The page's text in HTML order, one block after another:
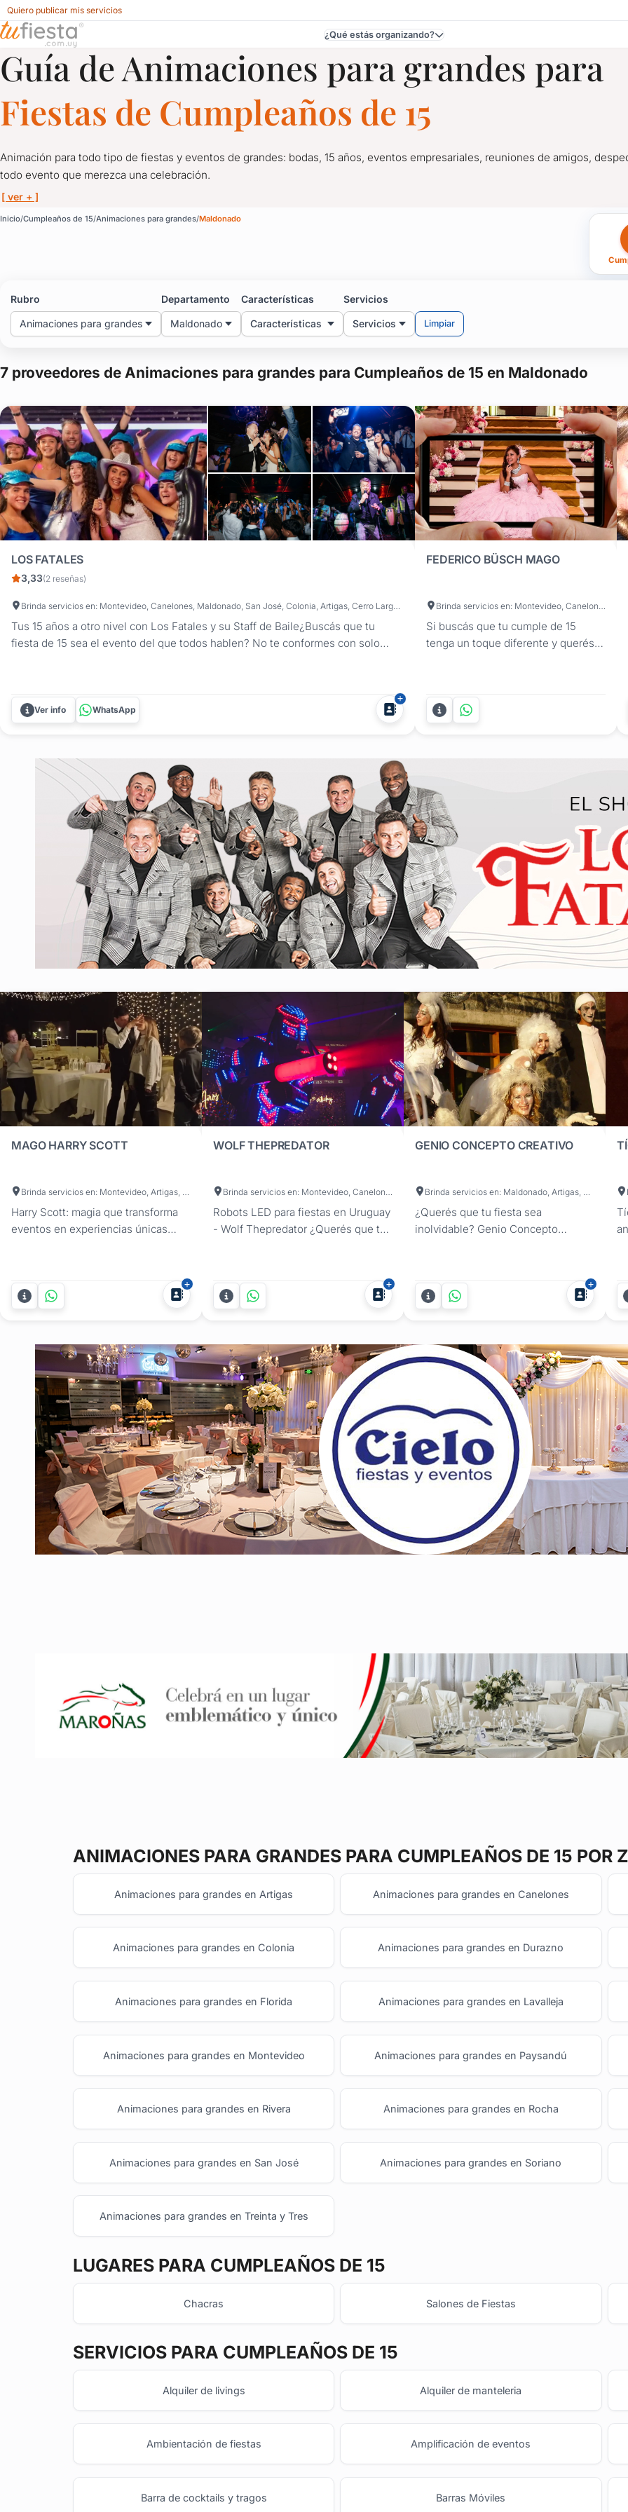
Quiero publicar mis servicios
Animaciones para grandes para Cumpleaños de 15 en Maldonado
¿Qué estás organizando?
Guía de Animaciones para grandes para
Fiestas de Cumpleaños de 15
Animación para todo tipo de fiestas y eventos de grandes: bodas, 15 años, eventos empresariales, reuniones de amigos,
todo evento que merezca una celebración.
[ ver + ]
Inicio Cumpleaños de 15 Animaciones para grandes Maldonado
Rubro
Animaciones para grandes
Departamento
Maldonado
Características
Características
Servicios
Servicios Limpiar
7 proveedores de Animaciones para grandes para Cumpleaños de 15 en Maldonado
LOS FATALES
3,33(2 reseñas)
Brinda servicios en: Montevideo, Canelones, Maldonado, San José, Colonia, Artigas, Cerro Largo, Durazno, Flores, Florida, Lavalleja, Paysandú, Río Negro, Rivera, Rocha, Salto, Soriano, Tacuarembó, Treinta y Tres
Tus 15 años a otro nivel con Los Fatales y su Staff de Baile¿Buscás que tu
fiesta de 15 sea el evento del que todos hablen? No te conformes con solo
Ver info WhatsApp
FEDERICO BÜSCH MAGO
Brinda servicios en: Montevideo, Canelones, Maldonado, San José, Artigas, Cerro Largo, Colonia, Durazno, Flores, Florida, Lavalleja, Paysandú, Río Negro, Rivera, Rocha, Salto, Soriano, Tacuarembó, Treinta y Tres
Si buscás que tu cumple de 15
tenga un toque diferente y querés
escape a lo tradicional, el Mago
Federico Büsch ofrece un show
diseñado para integrarse a la
MAGO HARRY SCOTT
Harry Scott: magia que transforma
eventos en experiencias únicas
de Harry Scott, diseñado para
impresionar y unir a tus invitados de
manera memorable. Perfecto para
Harry Scott es un experto en...
WOLF THEPREDATOR
Robots LED para fiestas en Uruguay
- Wolf Thepredator ¿Querés que tu
común? Wolf Thepredator ofrece un
show de robots LED Depredadores
para fiestas que combinan
para que nadie se quede sentado.
Con...
GENIO CONCEPTO CREATIVO
¿Querés que tu fiesta sea
inolvidable? Genio Concepto
animación y recepción para fiestas y
eventos, que te ofrece un servicio
personalizado, original y divertido.
guste para recibir a tus...
ANIMACIONES PARA GRANDES PARA CUMPLEAÑOS DE 15 POR
Animaciones para grandes en Artigas Animaciones para grandes en Canelones
Animaciones para grandes en Colonia Animaciones para grandes en Durazno
Animaciones para grandes en Florida Animaciones para grandes en Lavalleja
Animaciones para grandes en Montevideo Animaciones para grandes en Paysandú
Animaciones para grandes en Rivera Animaciones para grandes en Rocha
Animaciones para grandes en San José Animaciones para grandes en Soriano
Animaciones para grandes en Treinta y Tres
LUGARES PARA CUMPLEAÑOS DE 15
Chacras Salones de Fiestas
SERVICIOS PARA CUMPLEAÑOS DE 15
Alquiler de livings Alquiler de manteleria
Ambientación de fiestas Amplificación de eventos
Barra de cocktails y tragos Barras Móviles
Animaciones para grandes para Cumpleaños
Animación para todo tipo de fiestas y eventos de grandes: bodas, 15 años, eventos empresariales, reuniones de amigos,
Magia, shows, stand up, música y todo lo que quieras para que tu fiesta sea un éxito y nadie se pueda olvidar de ese momento.